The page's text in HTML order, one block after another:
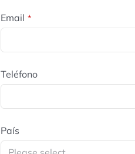
Email *
Teléfono
País